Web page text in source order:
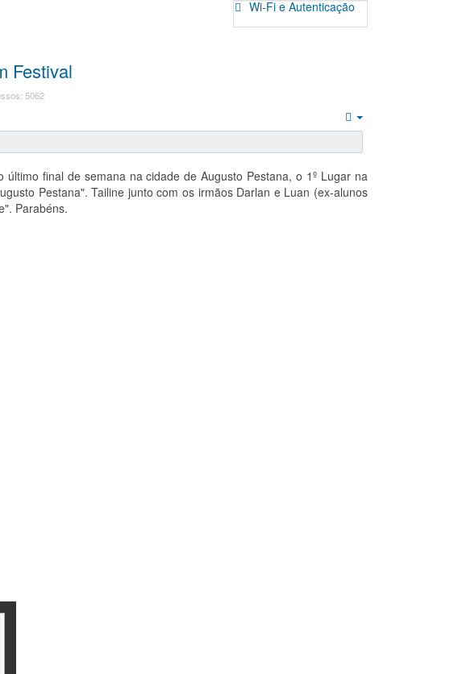
Wi-Fi e Autenticação
Festival
5062
Empty
final de semana na cidade de Augusto Pestana, o 1º Lugar na
Pestana". Tailine junto com os irmãos Darlan e Luan (ex-alunos
Parabéns.